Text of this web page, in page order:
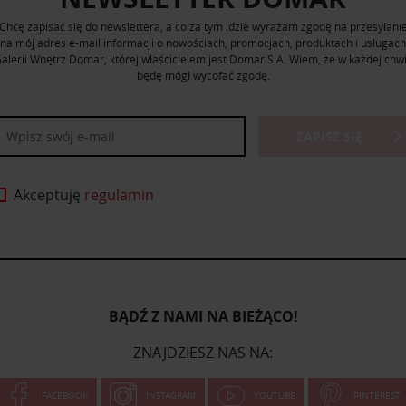
zapisać się do newslettera, a co za tym idzie wyrażam zgodę na
na mój adres e-mail informacji o nowościach, promocjach, produktach i usługach
Wnętrz Domar, której właścicielem jest Domar S.A. Wiem, że w każdej
będę mógł wycofać zgodę.
Akceptuję regulamin
BĄDŹ Z NAMI NA BIEŻĄCO!
ZNAJDZIESZ NAS NA:
FACEBOOK INSTAGRAM YOUTUBE PINTEREST